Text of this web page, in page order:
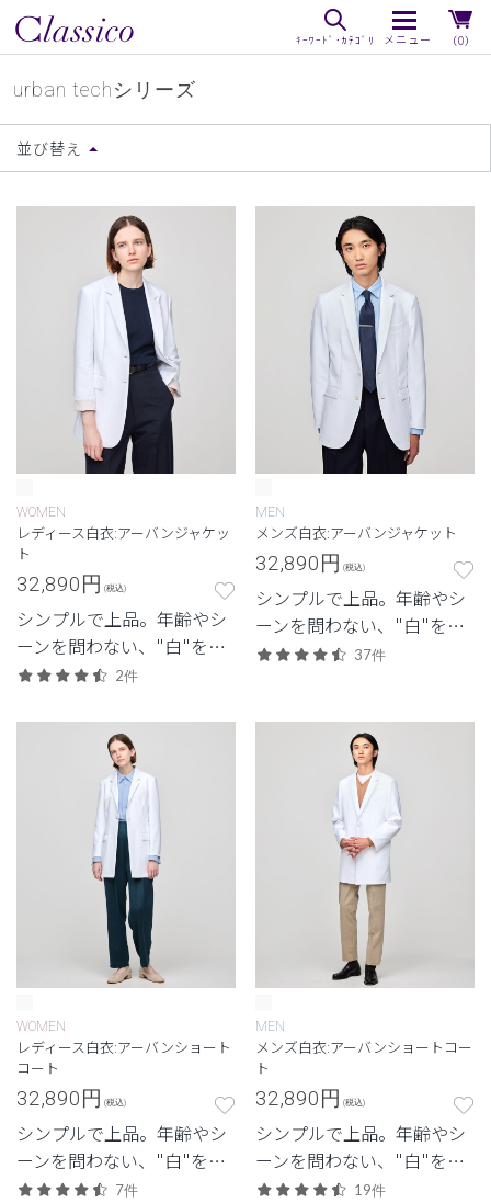
（0）
urban techシリーズ
並び替え
WOMEN
レディース白衣:アーバンジャケッ
ト
32,890円 (税込)
シンプルで上品。年齢やシ
ーンを問わない、"白"を追
求したクラシコの定番モデ
2件
MEN
メンズ白衣:アーバンジャケット
32,890円 (税込)
シンプルで上品。年齢やシ
ーンを問わない、"白"を追
求したクラシコの定番モデ
37件
WOMEN
レディース白衣:アーバンショート
コート
32,890円 (税込)
シンプルで上品。年齢やシ
ーンを問わない、"白"を追
求したクラシコの定番モデ
7件
MEN
メンズ白衣:アーバンショートコー
ト
32,890円 (税込)
シンプルで上品。年齢やシ
ーンを問わない、"白"を追
求したクラシコの定番モデ
19件